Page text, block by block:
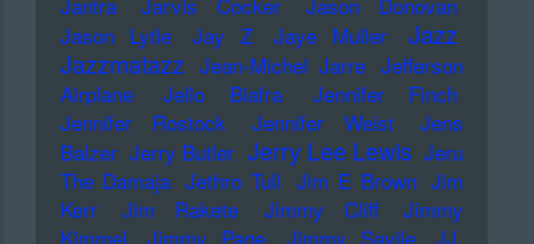
Jason Lytle
Jay Z Jaye Muller Jazz
Jazzmatazz Jean-Michel Jarre Jefferson
Airplane
Jello Biafra
Jennifer Finch
Jennifer Rostock
Jennifer Weist
Jens
Balzer Jerry Butler Jerry Lee Lewis Jeru
The Damaja Jethro Tull Jim E Brown Jim
Kerr
Jim Rakete Jimmy Cliff
Jimmy
Kimmel
Jimmy Page Jimmy Savile
JJ